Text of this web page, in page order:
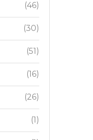
(46)
(30)
(51)
(16)
(26)
(1)